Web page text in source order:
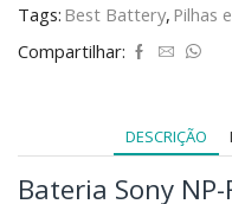
Tags: Best Battery, Pilhas
Compartilhar:
DESCRIÇÃO
Bateria Sony